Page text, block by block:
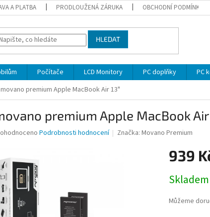
A PLATBA PRODLOUŽENÁ ZÁRUKA OBCHODNÍ PODMÍNKY
HLEDAT
Počítače LCD Monitory PC doplňky PC
premium Apple MacBook Air 13"
premium Apple MacBook Air
Podrobnosti hodnocení Značka:Movano Premium
939
cena:
Skladem
Můžeme